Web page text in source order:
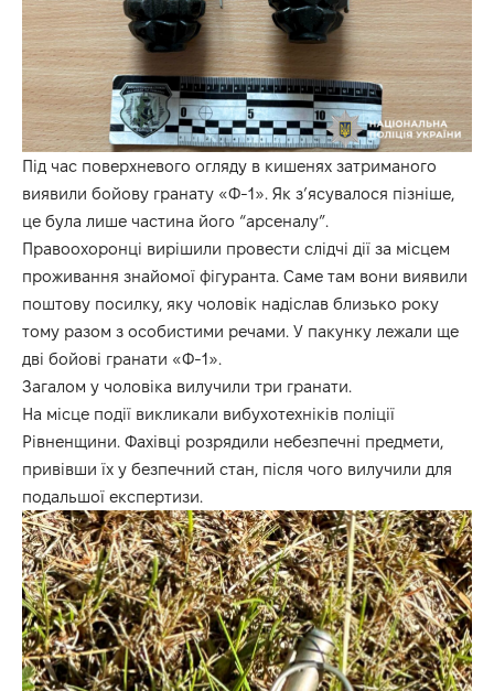
Під час поверхневого огляду в кишенях затриманого
виявили бойову гранату «Ф-1». Як з’ясувалося пізніше,
це була лише частина його “арсеналу”.
Правоохоронці вирішили провести слідчі дії за місцем
проживання знайомої фігуранта. Саме там вони виявили
поштову посилку, яку чоловік надіслав близько року
тому разом з особистими речами. У пакунку лежали ще
дві бойові гранати «Ф-1».
Загалом у чоловіка вилучили три гранати.
На місце події викликали вибухотехніків поліції
Рівненщини. Фахівці розрядили небезпечні предмети,
привівши їх у безпечний стан, після чого вилучили для
подальшої експертизи.